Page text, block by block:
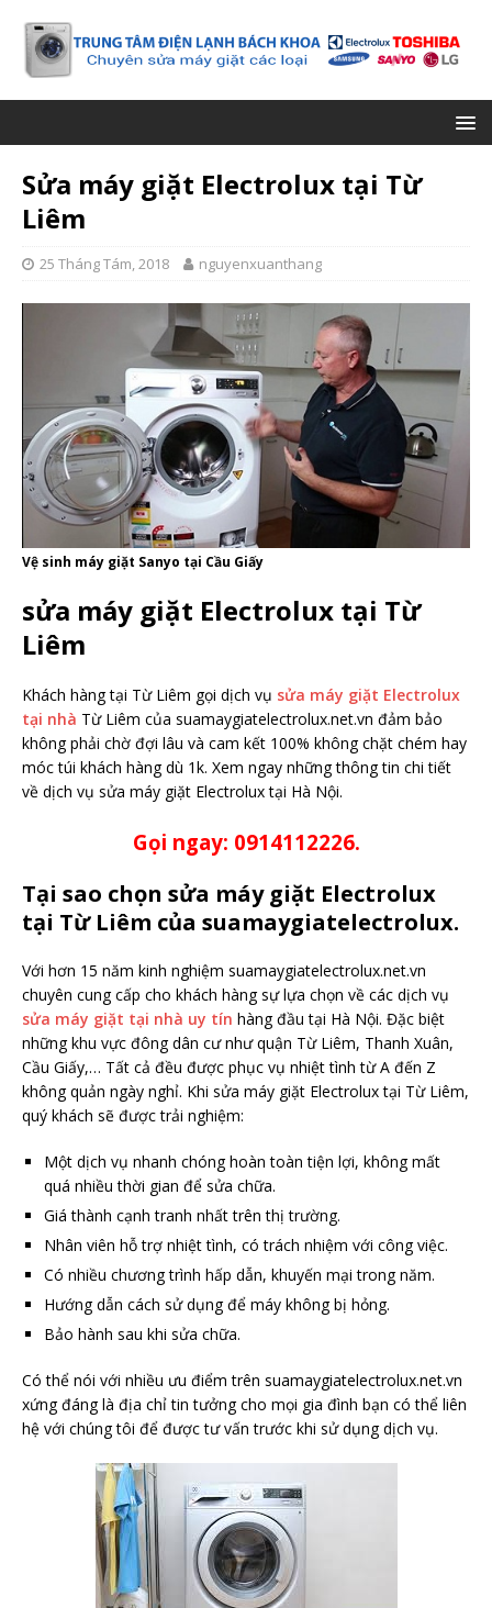
Sửa máy giặt Electrolux tại Từ
Liêm
25 Tháng Tám, 2018 nguyenxuanthang
Vệ sinh máy giặt Sanyo tại Cầu Giấy
sửa máy giặt Electrolux tại Từ
Liêm
Khách hàng tại Từ Liêm gọi dịch vụ sửa máy giặt Electrolux
tại nhà Từ Liêm của suamaygiatelectrolux.net.vn đảm bảo
không phải chờ đợi lâu và cam kết 100% không chặt chém hay
móc túi khách hàng dù 1k. Xem ngay những thông tin chi tiết
về dịch vụ sửa máy giặt Electrolux tại Hà Nội.
Gọi ngay: 0914112226.
Tại sao chọn sửa máy giặt Electrolux
tại Từ Liêm của suamaygiatelectrolux.
Với hơn 15 năm kinh nghiệm suamaygiatelectrolux.net.vn
chuyên cung cấp cho khách hàng sự lựa chọn về các dịch vụ
sửa máy giặt tại nhà uy tín hàng đầu tại Hà Nội. Đặc biệt
những khu vực đông dân cư như quận Từ Liêm, Thanh Xuân,
Cầu Giấy,… Tất cả đều được phục vụ nhiệt tình từ A đến Z
không quản ngày nghỉ. Khi sửa máy giặt Electrolux tại Từ Liêm,
quý khách sẽ được trải nghiệm:
Một dịch vụ nhanh chóng hoàn toàn tiện lợi, không mất
quá nhiều thời gian để sửa chữa.
Giá thành cạnh tranh nhất trên thị trường.
Nhân viên hỗ trợ nhiệt tình, có trách nhiệm với công việc.
Có nhiều chương trình hấp dẫn, khuyến mại trong năm.
Hướng dẫn cách sử dụng để máy không bị hỏng.
Bảo hành sau khi sửa chữa.
Có thể nói với nhiều ưu điểm trên suamaygiatelectrolux.net.vn
xứng đáng là địa chỉ tin tưởng cho mọi gia đình bạn có thể liên
hệ với chúng tôi để được tư vấn trước khi sử dụng dịch vụ.